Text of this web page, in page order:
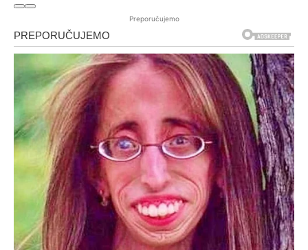
Preporučujemo